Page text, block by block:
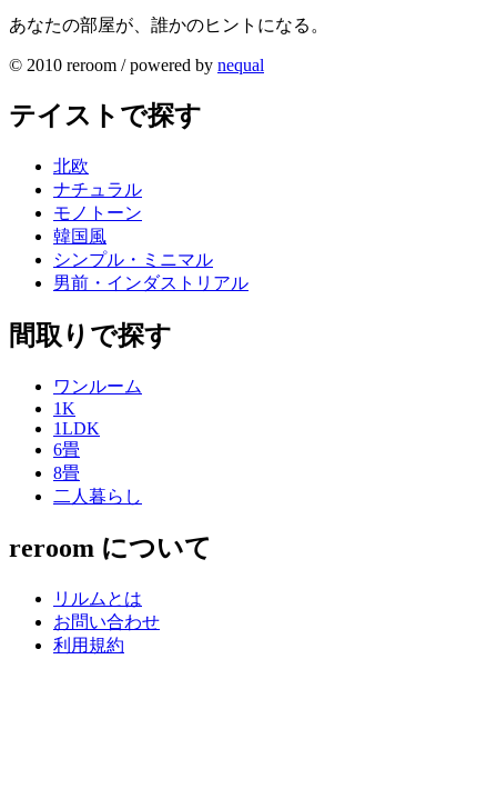
あなたの部屋が、誰かのヒントになる。
© 2010 reroom / powered by nequal
テイストで探す
北欧
ナチュラル
モノトーン
韓国風
シンプル・ミニマル
男前・インダストリアル
間取りで探す
ワンルーム
1K
1LDK
6畳
8畳
二人暮らし
reroom について
リルムとは
お問い合わせ
利用規約